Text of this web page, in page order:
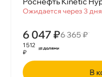
Ожидается через 3 дня
6 047 ₽6 365 ₽
1 512
₽